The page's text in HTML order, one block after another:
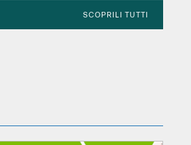
SCOPRILI TUTTI